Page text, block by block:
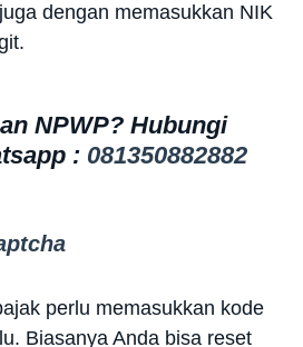
dengan memasukkan NIK
NPWP? Hubungi
: 081350882882
perlu memasukkan kode
Biasanya Anda bisa reset